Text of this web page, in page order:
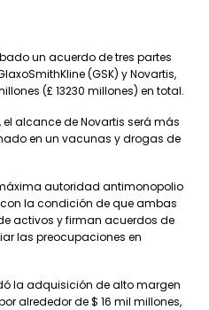
un acuerdo de tres partes
(GSK) y Novartis,
(£ 13230 millones) en total.
alcance de Novartis será más
en un vacunas y drogas de
autoridad antimonopolio
la condición de que ambas
activos y firman acuerdos de
las preocupaciones en
la adquisición de alto margen
alrededor de $ 16 mil millones,